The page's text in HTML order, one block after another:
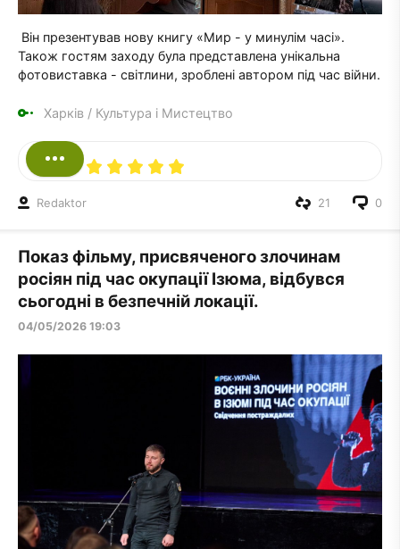
Він презентував нову книгу «Мир - у минулім часі».
Також гостям заходу була представлена унікальна
фотовиставка - світлини, зроблені автором під час війни.
Харків / Культура і Мистецтво
Redaktor 0
21
Показ фільму, присвяченого злочинам
росіян під час окупації Ізюма, відбувся
сьогодні в безпечній локації.
04/05/2026 19:03